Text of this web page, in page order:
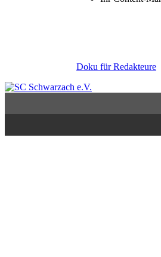
Doku für Redakteure